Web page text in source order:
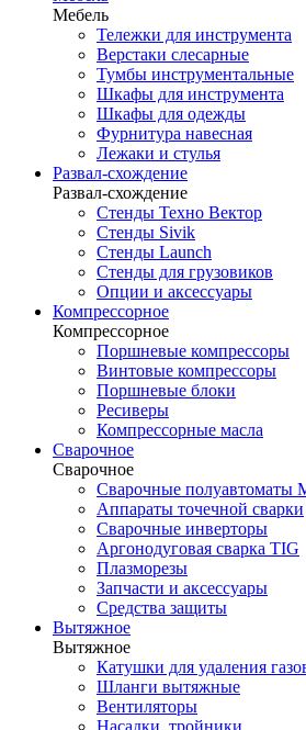
Мебель
Тележки для инструмента
Верстаки слесарные
Тумбы инструментальные
Шкафы для инструмента
Шкафы для одежды
Фурнитура навесная
Лежаки и стулья
Развал-схождение
Развал-схождение
Стенды Техно Вектор
Стенды Sivik
Стенды Launch
Стенды для грузовиков
Опции и аксессуары
Компрессорное
Компрессорное
Поршневые компрессоры
Винтовые компрессоры
Поршневые блоки
Ресиверы
Компрессорные масла
Сварочное
Сварочное
Сварочные полуавтоматы
Аппараты точечной сварки
Сварочные инверторы
Аргонодуговая сварка TIG
Плазморезы
Запчасти и аксессуары
Средства защиты
Вытяжное
Вытяжное
Катушки для удаления
Шланги вытяжные
Вентиляторы
Насадки, тройники